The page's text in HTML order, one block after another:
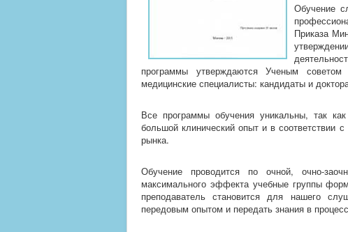
Обучение
Приказа
программы утверждаются Ученым
медицинские специалисты: кандидаты и
Все программы обучения уникальны, так
большой клинический опыт и в соответствии
рынка.
Обучение проводится по очной, очно-
максимального эффекта учебные группы
преподаватель становится для нашего
передовым опытом и передать знания в